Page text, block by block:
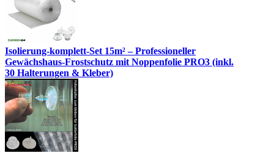
Isolierung-komplett-Set 15m² – Professioneller
Gewächshaus-Frostschutz mit Noppenfolie PRO3 (inkl.
30 Halterungen & Kleber)